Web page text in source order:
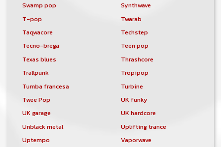
Swamp pop
Synthwave
T-pop
Twarab
Taqwacore
Techstep
Tecno-brega
Teen pop
Texas blues
Thrashcore
Trallpunk
Tropipop
Tumba francesa
Turbine
Twee Pop
UK funky
UK garage
UK hardcore
Unblack metal
Uplifting trance
Uptempo
Vaporwave